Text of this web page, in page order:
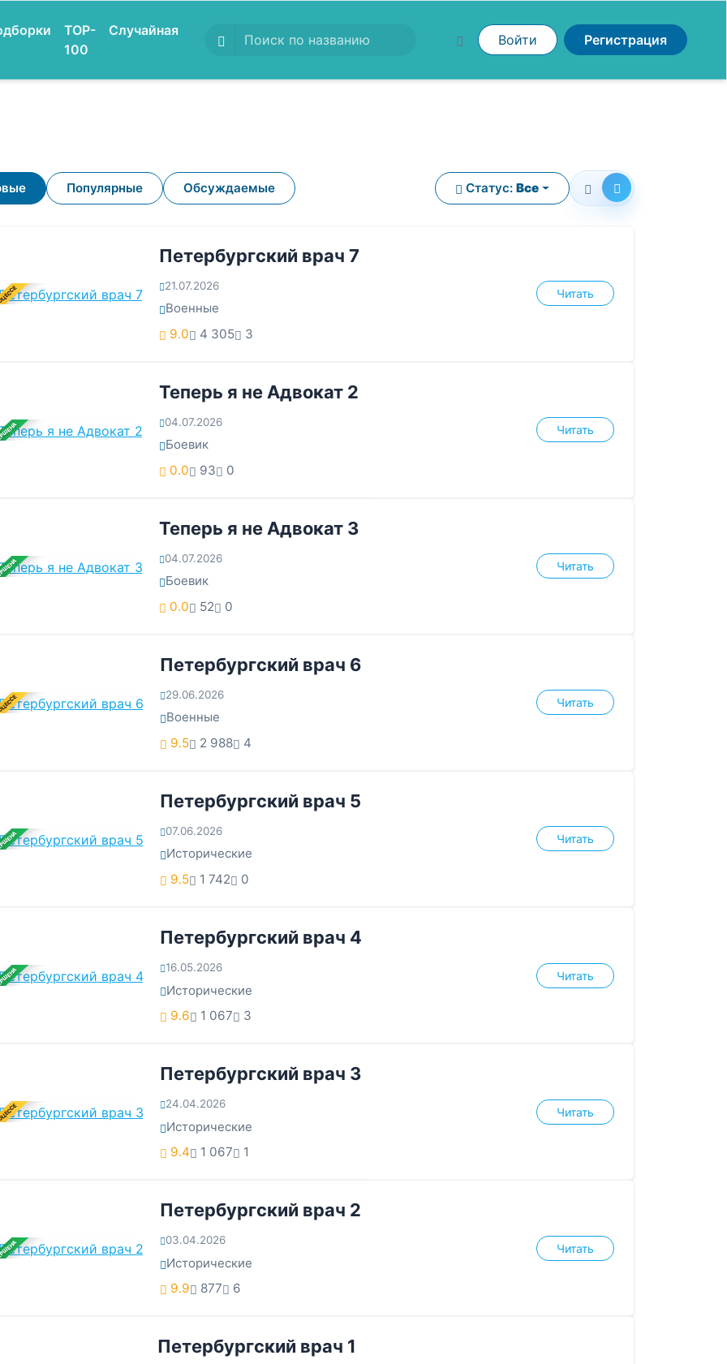
TOP-
100
Случайная
Войти Регистрация
Популярные Обсуждаемые Статус: Все
Петербургский врач 7
21.07.2026
Военные
9.0
4 305 3
Читать
Теперь я не Адвокат 2
04.07.2026
Боевик
0.0
93 0
Читать
Теперь я не Адвокат 3
04.07.2026
Боевик
0.0
52 0
Читать
Петербургский врач 6
29.06.2026
Военные
9.5
2 988 4
Читать
Петербургский врач 5
07.06.2026
Исторические
9.5
1 742 0
Читать
Петербургский врач 4
16.05.2026
Исторические
9.6
1 067 3
Читать
Петербургский врач 3
24.04.2026
Исторические
9.4
1 067 1
Читать
Петербургский врач 2
03.04.2026
Исторические
9.9
877 6
Читать
Петербургский врач 1